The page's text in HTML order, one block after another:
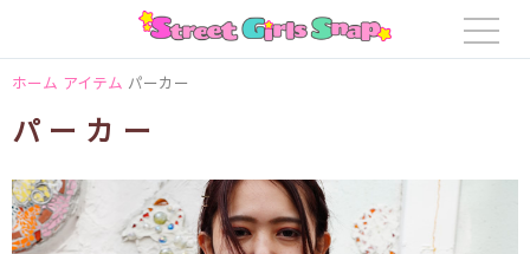
ホーム アイテム パーカー
パーカー